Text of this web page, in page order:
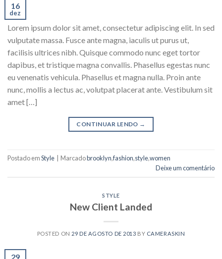
16
dez
Lorem ipsum dolor sit amet, consectetur adipiscing elit. In sed
vulputate massa. Fusce ante magna, iaculis ut purus ut,
facilisis ultrices nibh. Quisque commodo nunc eget tortor
dapibus, et tristique magna convallis. Phasellus egestas nunc
eu venenatis vehicula. Phasellus et magna nulla. Proin ante
nunc, mollis a lectus ac, volutpat placerat ante. Vestibulum sit
amet […]
CONTINUAR LENDO →
Postado emStyle Marcadobrooklyn,fashion,style,women
Deixe um comentário
STYLE
New Client Landed
POSTED ON 29 DE AGOSTO DE 2013 BY CAMERASKIN
29